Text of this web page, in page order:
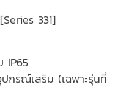
331]
IP65
กรณ์เสริม (เฉพาะรุ่นที่